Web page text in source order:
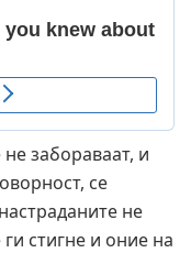
забораваат, и
се
не
стигне и оние на